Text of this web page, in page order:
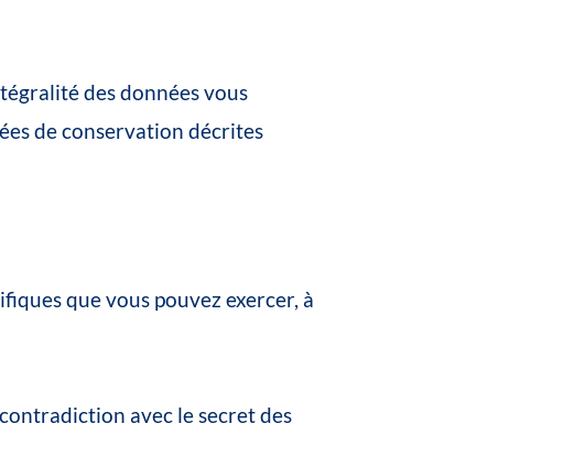
desdonnéesvous
deconservation décrites
quevous pouvezexercer, à
contradiction avec le secretdes